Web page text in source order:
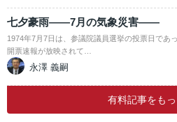
七夕豪雨――7月の気象災害――
1974年7月7日は、参議院議員選挙の投票日であ
開票速報が放映されて…
永澤 義嗣
有料記事をも